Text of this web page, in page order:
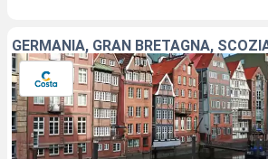
GERMANIA, GRAN BRETAGNA,